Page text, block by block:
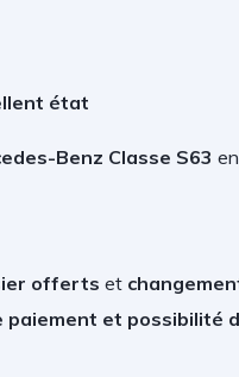
état
Benz Classe S63
offerts et
paiement et possibilité